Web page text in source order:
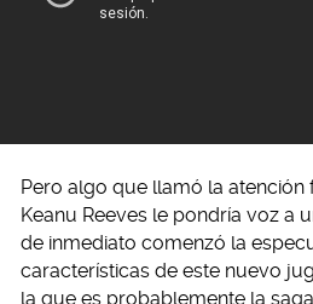
Pero algo que llamó la
Keanu Reeves le pondría voz a
de inmediato comenzó la
características de este nuevo
la que es probablemente la